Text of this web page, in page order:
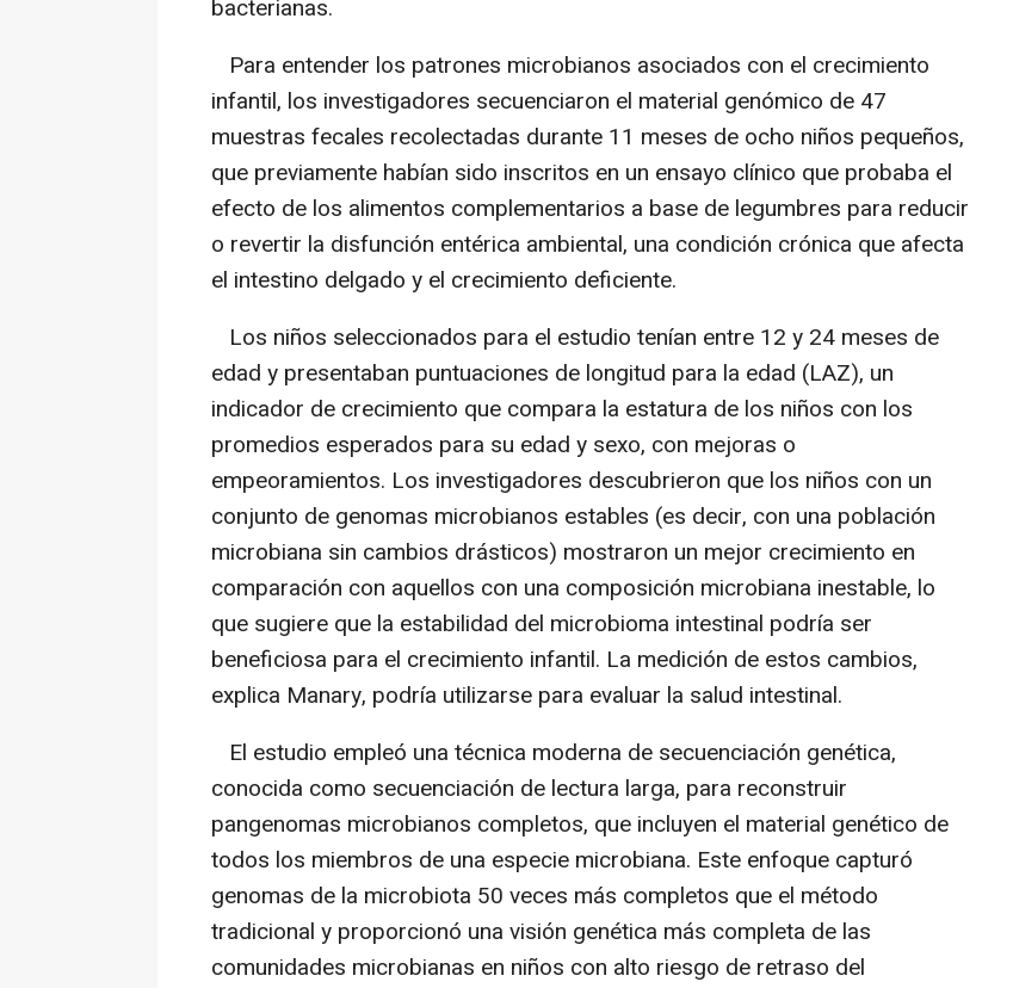
bacterianas.
Para entender los patrones microbianos asociados con el crecimiento
infantil, los investigadores secuenciaron el material genómico de 47
muestras fecales recolectadas durante 11 meses de ocho niños pequeños,
que previamente habían sido inscritos en un ensayo clínico que probaba el
efecto de los alimentos complementarios a base de legumbres para reducir
o revertir la disfunción entérica ambiental, una condición crónica que afecta
el intestino delgado y el crecimiento deficiente.
Los niños seleccionados para el estudio tenían entre 12 y 24 meses de
edad y presentaban puntuaciones de longitud para la edad (LAZ), un
indicador de crecimiento que compara la estatura de los niños con los
promedios esperados para su edad y sexo, con mejoras o
empeoramientos. Los investigadores descubrieron que los niños con un
conjunto de genomas microbianos estables (es decir, con una población
microbiana sin cambios drásticos) mostraron un mejor crecimiento en
comparación con aquellos con una composición microbiana inestable, lo
que sugiere que la estabilidad del microbioma intestinal podría ser
beneficiosa para el crecimiento infantil. La medición de estos cambios,
explica Manary, podría utilizarse para evaluar la salud intestinal.
El estudio empleó una técnica moderna de secuenciación genética,
conocida como secuenciación de lectura larga, para reconstruir
pangenomas microbianos completos, que incluyen el material genético de
todos los miembros de una especie microbiana. Este enfoque capturó
genomas de la microbiota 50 veces más completos que el método
tradicional y proporcionó una visión genética más completa de las
comunidades microbianas en niños con alto riesgo de retraso del